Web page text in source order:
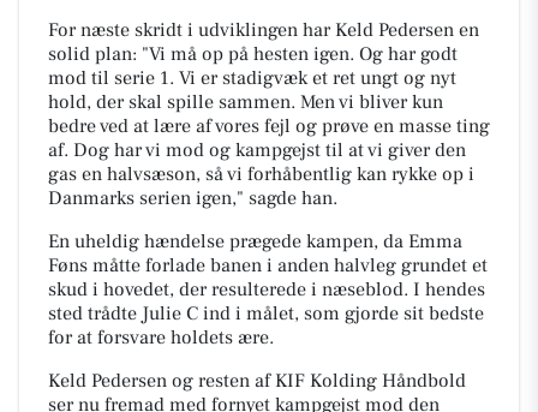
For næste skridt i udviklingen har Keld Pedersen en
solid plan: "Vi må op på hesten igen. Og har godt
mod til serie 1. Vi er stadigvæk et ret ungt og nyt
hold, der skal spille sammen. Men vi bliver kun
bedre ved at lære af vores fejl og prøve en masse ting
af. Dog har vi mod og kampgejst til at vi giver den
gas en halvsæson, så vi forhåbentlig kan rykke op i
Danmarks serien igen," sagde han.
En uheldig hændelse prægede kampen, da Emma
Føns måtte forlade banen i anden halvleg grundet et
skud i hovedet, der resulterede i næseblod. I hendes
sted trådte Julie C ind i målet, som gjorde sit bedste
for at forsvare holdets ære.
Keld Pedersen og resten af KIF Kolding Håndbold
ser nu fremad med fornyet kampgejst mod den